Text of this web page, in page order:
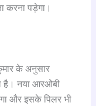
करना पड़ेगा।
के अनुसार
है। नया आरओबी
और इसके पिलर भी